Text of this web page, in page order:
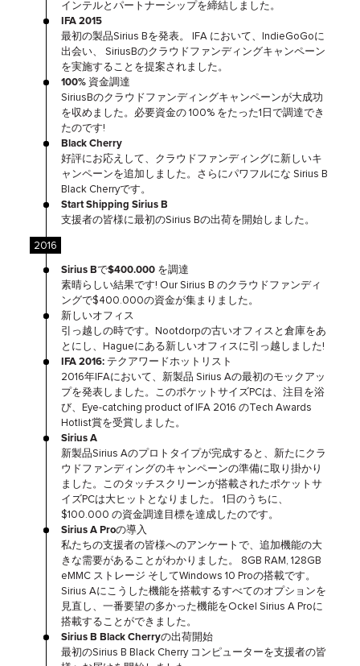
インテルとパートナーシップを締結しました。
IFA 2015
最初の製品Sirius Bを発表。 IFA において、IndieGoGoに
出会い、 SiriusBのクラウドファンディングキャンペーン
を実施することを提案されました。
100% 資金調達
SiriusBのクラウドファンディングキャンペーンが大成功
を収めました。必要資金の 100% をたった1日で調達でき
たのです!
Black Cherry
好評にお応えして、クラウドファンディングに新しいキ
ャンペーンを追加しました。さらにパワフルにな Sirius B
Black Cherryです。
Start Shipping Sirius B
支援者の皆様に最初のSirius Bの出荷を開始しました。
2016
Sirius Bで$400.000 を調達
素晴らしい結果です! Our Sirius B のクラウドファンディ
ングで$400.000の資金が集まりました。
新しいオフィス
引っ越しの時です。Nootdorpの古いオフィスと倉庫をあ
とにし、Hagueにある新しいオフィスに引っ越しました!
IFA 2016: テクアワードホットリスト
2016年IFAにおいて、新製品 Sirius Aの最初のモックアッ
プを発表しました。このポケットサイズPCは、注目を浴
び、Eye-catching product of IFA 2016 のTech Awards
Hotlist賞を受賞しました。
Sirius A
新製品Sirius Aのプロトタイプが完成すると、新たにクラ
ウドファンディングのキャンペーンの準備に取り掛かり
ました。このタッチスクリーンが搭載されたポケットサ
イズPCは大ヒットとなりました。 1日のうちに、
$100.000 の資金調達目標を達成したのです。
Sirius A Proの導入
私たちの支援者の皆様へのアンケートで、追加機能の大
きな需要があることがわかりました。 8GB RAM, 128GB
eMMC ストレージ そしてWindows 10 Proの搭載です。
Sirius Aにこうした機能を搭載するすべてのオプションを
見直し、一番要望の多かった機能をOckel Sirius A Proに
搭載することができました。
Sirius B Black Cherryの出荷開始
最初のSirius B Black Cherry コンピューターを支援者の皆